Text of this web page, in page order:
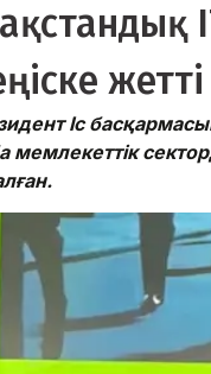
жетті
Іс
мемлекеттік